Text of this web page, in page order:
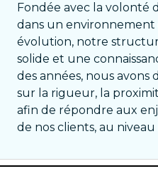
Fondée avec la volonté
dans un
évolution, notre
solide et une
des années, nous
sur la rigueur, la
afin de répondre aux
de nos clients, au